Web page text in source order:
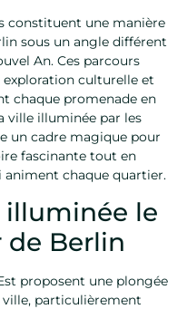
constituent une manière
sous un angle différent
An. Ces parcours
culturelle et
chaque promenade en
ville illuminée par les
un cadre magique pour
fascinante tout en
chaque quartier.
illuminée le
Berlin
proposent une plongée
particulièrement